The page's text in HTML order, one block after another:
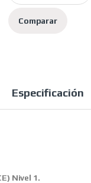
Comparar
Especificación
Nivel 1.